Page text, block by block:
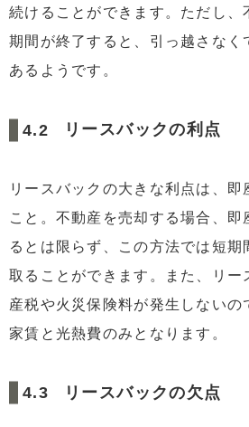
続けることができます。ただし、
期間が終了すると、引っ越さなく
あるようです。
リースバックの利点
リースバックの大きな利点は、即
こと。不動産を売却する場合、即
るとは限らず、この方法では短期
取ることができます。また、リー
産税や火災保険料が発生しないの
家賃と光熱費のみとなります。
リースバックの欠点